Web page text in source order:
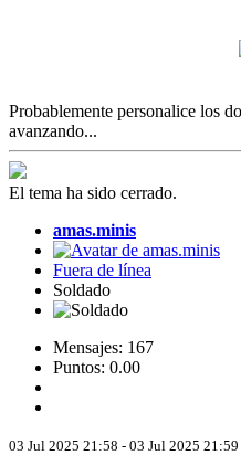
Probablemente personalice los
avanzando...
El tema ha sido cerrado.
amas.minis
Fuera de línea
Soldado
Mensajes: 167
Puntos: 0.00
03 Jul 2025 21:58 - 03 Jul 2025 21:59